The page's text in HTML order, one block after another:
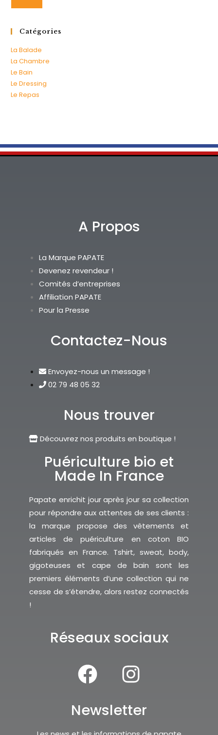
Catégories
La Balade
La Chambre
Le Bain
Le Dressing
Le Repas
A Propos
La Marque PAPATE
Devenez revendeur !
Comités d’entreprises
Affiliation PAPATE
Pour la Presse
Contactez-Nous
Envoyez-nous un message !
02 79 48 05 32
Nous trouver
Découvrez nos produits en boutique !
Puériculture bio et
Made In France
Papate enrichit jour après jour sa collection
pour répondre aux attentes de ses clients :
la marque propose des vêtements et
articles de puériculture en coton BIO
fabriqués en France. Tshirt, sweat, body,
gigoteuses et cape de bain sont les
premiers éléments d’une collection qui ne
cesse de s’étendre, alors restez connectés
!
Réseaux sociaux
Newsletter